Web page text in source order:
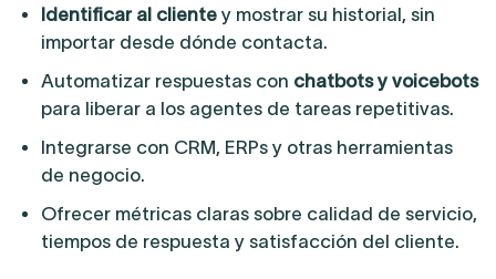
Identificar al clientey mostrar su historial, sin
importar desde dónde contacta.
Automatizar respuestas con chatbots y voicebots
para liberar a los agentes de tareas repetitivas.
Integrarse con CRM, ERPs y otras herramientas
de negocio.
Ofrecer métricas claras sobre calidad de servicio,
tiempos de respuesta y satisfacción del cliente.